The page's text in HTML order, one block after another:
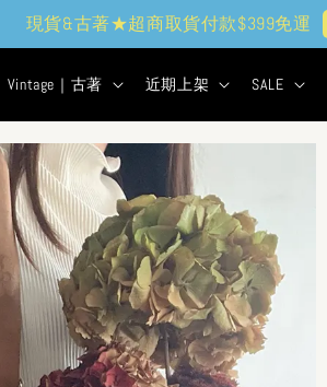
現貨&古著★超商取貨付款$399免運 2天
Vintage｜古著 近期上架 SALE